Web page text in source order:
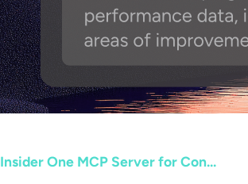
Insider One MCP Server for Con...